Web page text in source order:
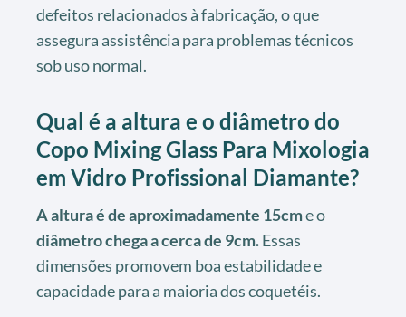
defeitos relacionados à fabricação, o que
assegura assistência para problemas técnicos
sob uso normal.
Qual é a altura e o diâmetro do
Copo Mixing Glass Para Mixologia
em Vidro Profissional Diamante?
A altura é de aproximadamente 15cme o
diâmetro chega a cerca de 9cm.Essas
dimensões promovem boa estabilidade e
capacidade para a maioria dos coquetéis.